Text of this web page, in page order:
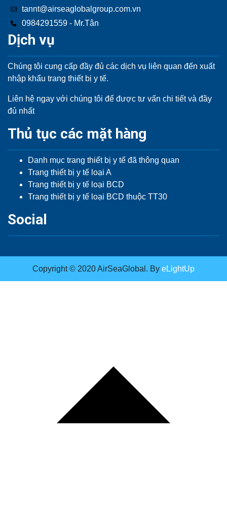
tannt@airseaglobalgroup.com.vn
0984291559 - Mr.Tân
Dịch vụ
Chúng tôi cung cấp đầy đủ các dịch vụ liên quan đến xuất
nhập khẩu trang thiết bị y tế.
Liên hệ ngay với chúng tôi để được tư vấn chi tiết và đầy
đủ nhất
Thủ tục các mặt hàng
Danh mục trang thiết bị y tế đã thông quan
Trang thiết bị y tế loại A
Trang thiết bị y tế loại BCD
Trang thiết bị y tế loại BCD thuộc TT30
Social
Copyright © 2020 AirSeaGlobal. By eLightUp